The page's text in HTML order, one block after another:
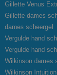
Gillette Venus
Gillette dames
dames scheergel
Vergulde hand
Vergulde hand
Wilkinson dames
Wilkinson